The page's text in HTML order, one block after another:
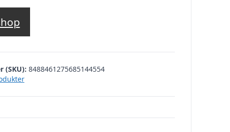
(SKU): 8488461275685144554